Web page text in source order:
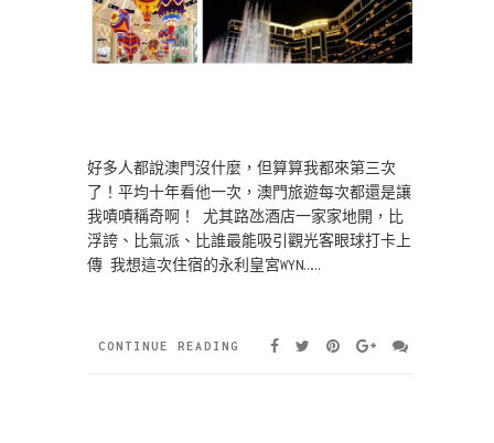
好多人都說澳門沒什麼，但算算我都來第三次
了！平均十年看他一次，澳門旅遊每次都還是讓
我嘖嘖稱奇啊！ 尤其路氹酒店一家家地開，比
浮誇、比氣派、比誰最能吸引觀光客眼球打卡上
傳 我想這次住宿的永利皇宮WYN……
CONTINUE READING